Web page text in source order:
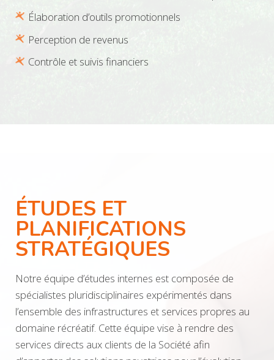
Élaboration d’outils promotionnels
Perception de revenus
Contrôle et suivis financiers
ÉTUDES ET
PLANIFICATIONS
STRATÉGIQUES
Notre équipe d’études internes est composée de
spécialistes pluridisciplinaires expérimentés dans
l’ensemble des infrastructures et services propres au
domaine récréatif. Cette équipe vise à rendre des
services directs aux clients de la Société afin